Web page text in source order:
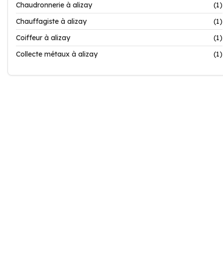
Chaudronnerie à alizay
(1)
Chauffagiste à alizay
(1)
Coiffeur à alizay
(1)
Collecte métaux à alizay
(1)